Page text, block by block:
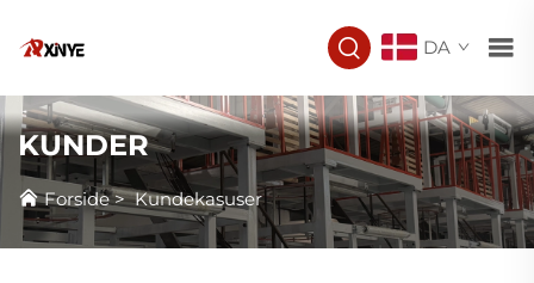
DA
KUNDER
Forside>Kundekasuser